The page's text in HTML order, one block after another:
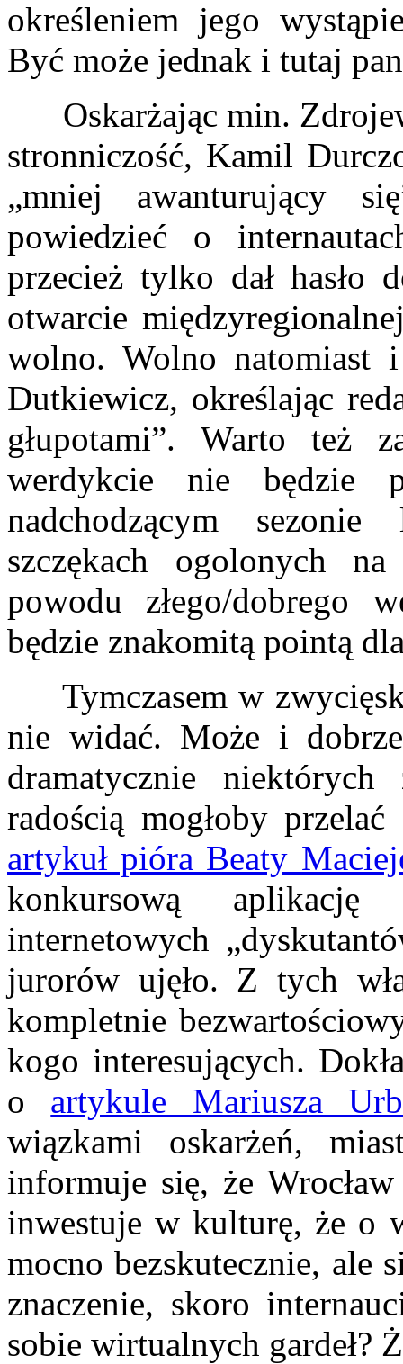
określeniem jego
Być może jednak i tutaj
Oskarżając min.
stronniczość, Kamil
„mniej awanturujący
powiedzieć o
przecież tylko dał hasło
otwarcie
wolno. Wolno natomiast
Dutkiewicz, określając
głupotami”. Warto też
werdykcie nie będzie
nadchodzącym
szczękach ogolonych
powodu złego/dobrego
będzie znakomitą pointą
Tymczasem w
nie widać. Może i
dramatycznie
radością mogłoby
artykuł pióra Beaty
konkursową
internetowych
jurorów ujęło. Z tych
kompletnie
kogo interesujących.
o artykule Mariusza
wiązkami oskarżeń,
informuje się, że
inwestuje w kulturę, że o
mocno bezskutecznie, ale
znaczenie, skoro
sobie wirtualnych gardeł?